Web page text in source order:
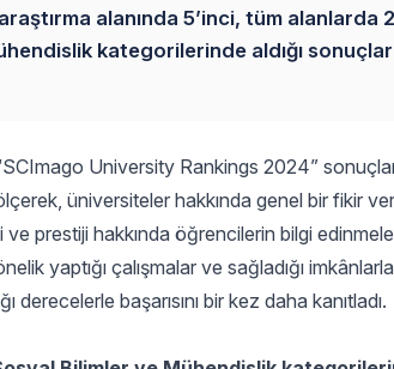
alanında 5’inci, tüm alanlarda
kategorilerinde aldığı
University Rankings 2024” sonuçları
üniversiteler hakkında genel bir fikir
prestiji hakkında öğrencilerin bilgi
yaptığı çalışmalar ve sağladığı
başarısını bir kez daha kanıtladı.